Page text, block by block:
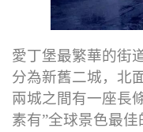
愛丁堡最繁華的街
分為新舊二城，北
兩城之間有一座長
素有”全球景色最佳